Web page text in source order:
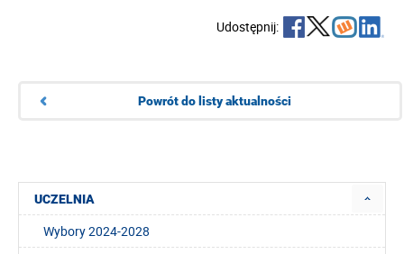
Udostępnij:
Powrót do listy aktualności
UCZELNIA
Wybory 2024-2028